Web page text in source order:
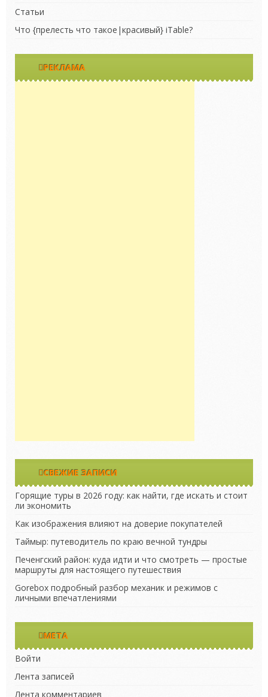
Статьи
Что {прелесть что такое|красивый} iTable?
РЕКЛАМА
СВЕЖИЕ ЗАПИСИ
Горящие туры в 2026 году: как найти, где искать и стоит
ли экономить
Как изображения влияют на доверие покупателей
Таймыр: путеводитель по краю вечной тундры
Печенгский район: куда идти и что смотреть — простые
маршруты для настоящего путешествия
Gorebox подробный разбор механик и режимов с
личными впечатлениями
МЕТА
Войти
Лента записей
Лента комментариев